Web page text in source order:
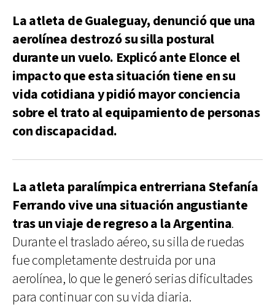
La atleta de Gualeguay, denunció que una
aerolínea destrozó su silla postural
durante un vuelo. Explicó ante Elonce el
impacto que esta situación tiene en su
vida cotidiana y pidió mayor conciencia
sobre el trato al equipamiento de personas
con discapacidad.
La atleta paralímpica entrerriana Stefanía
Ferrando vive una situación angustiante
tras un viaje de regreso a la Argentina.
Durante el traslado aéreo, su silla de ruedas
fue completamente destruida por una
aerolínea, lo que le generó serias dificultades
para continuar con su vida diaria.